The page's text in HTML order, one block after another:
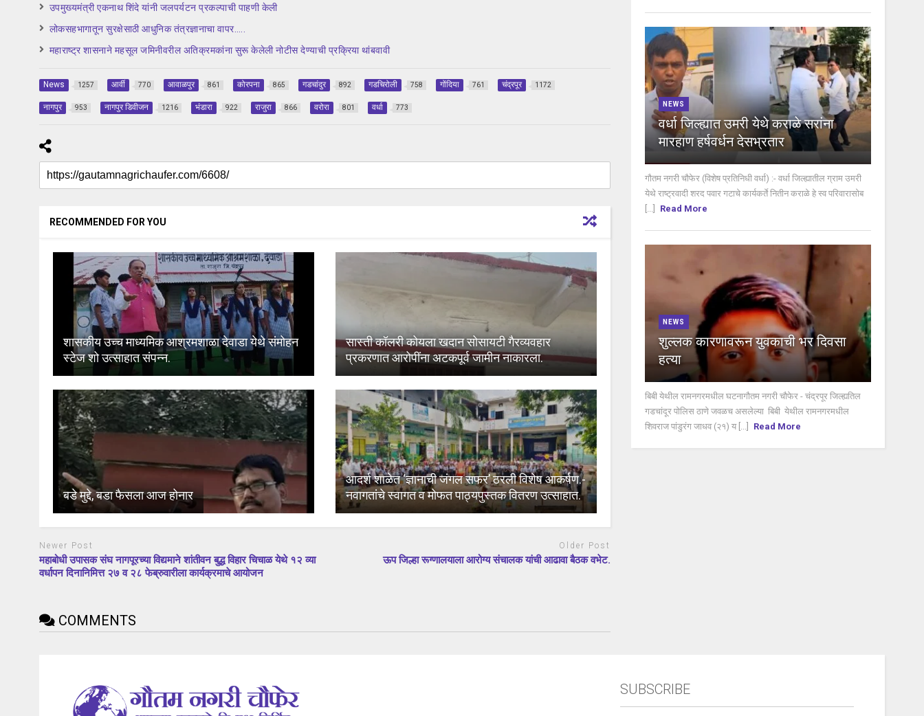
उपमुख्यमंत्री एकनाथ शिंदे यांनी जलपर्यटन प्रकल्पाची पाहणी केली
लोकसहभागातून सुरक्षेसाठी आधुनिक तंत्रज्ञानाचा वापर…..
महाराष्ट्र शासनाने महसूल जमिनीवरील अतिक्रमकांना सुरू केलेली नोटीस देण्याची प्रक्रिया थांबवावी
News 1257 आर्वी 770 आवाळपुर 861 कोरपना 865 गडचांदुर 892 गडचिरोली 758 गोंदिया 761 चंद्रपूर 1172
नागपुर 953 नागपुर डिवीजन 1216 भंडारा 922 राजुरा 866 वरोरा 801 वर्धा 773
RECOMMENDED FOR YOU
शासकीय उच्च माध्यमिक आश्रमशाळा देवाडा येथे संमोहन
स्टेज शो उत्साहात संपन्न.
सास्ती कॉलरी कोयला खदान सोसायटी गैरव्यवहार
प्रकरणात आरोपींना अटकपूर्व जामीन नाकारला.
बडे मुद्दे, बडा फैसला आज होनार
आदर्श शाळेत ‘ज्ञानाची जंगल सफर’ ठरली विशेष आकर्षण.-
नवागतांचे स्वागत व मोफत पाठ्यपुस्तक वितरण उत्साहात.
Newer Post
महाबोधी उपासक संघ नागपूरच्या विद्यमाने शांतीवन बुद्ध विहार चिचाळ येथे १२ व्या
वर्धापन दिनानिमित्त २७ व २८ फेब्रुवारीला कार्यक्रमाचे आयोजन
Older Post
ऊप जिल्हा रूग्णालयाला आरोग्य संचालक यांची आढावा बैठक वभेट.
COMMENTS
NEWS
वर्धा जिल्ह्यात उमरी येथे कराळे सरांना
मारहाण हर्षवर्धन देसभ्रतार
गौतम नगरी चौफेर (विशेष प्रतिनिधी वर्धा) :- वर्धा जिल्ह्यातील ग्राम उमरी
येथे राष्ट्रवादी शरद पवार गटाचे कार्यकर्ते नितीन कराळे हे स्व परिवारासोब
Read More
NEWS
शुल्लक कारणावरून युवकाची भर दिवसा
हत्या
बिबी येथील रामनगरमधील घटनागौतम नगरी चौफेर - चंद्रपूर जिल्ह्यतिल
गडचांदूर पोलिस ठाणे जवळच असलेल्या बिबी येथील रामनगरमधील
शिवराज पांडुरंग जाधव (२१) य [...]
Read More
SUBSCRIBE